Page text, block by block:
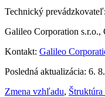
Technický prevádzkovateľ:
Galileo Corporation s.r.o.,
Kontakt: Galileo
Posledná aktualizácia: 6.
Zmena vzhľadu, Štruktúra